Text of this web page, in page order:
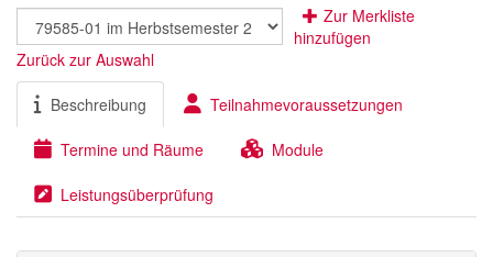
Zur Merkliste
hinzufügen
Zurück zur Auswahl
Beschreibung Teilnahmevoraussetzungen
Termine und Räume Module
Leistungsüberprüfung